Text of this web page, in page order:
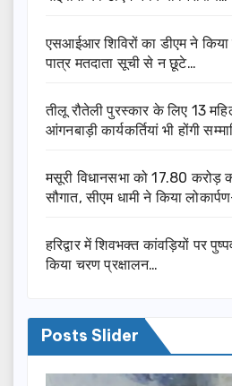
एसआईआर शिविरों का डीएम ने किया
पात्र मतदाता सूची से न छूटे…
तीलू रौतेली पुरस्कार के लिए 13
आंगनबाड़ी कार्यकर्तियां भी होंगी
मसूरी विधानसभा को 17.80 करोड़
सौगात, सीएम धामी ने किया
हरिद्वार में शिवभक्त कांवड़ियों पर
किया चरण प्रक्षालन…
Posts Slider